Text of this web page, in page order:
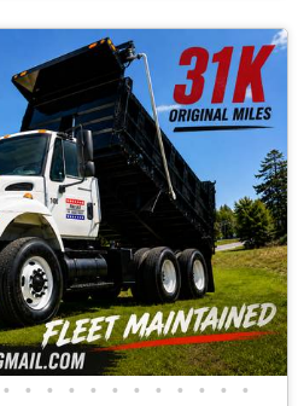
• • • • • • • • • • • •